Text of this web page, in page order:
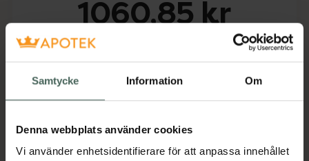
Samtycke Information Om
Denna webbplats använder cookies
Vi använder enhetsidentifierare för att anpassa innehållet
1060,85 kr
Köp via ditt recept
Aktuella erbjudanden